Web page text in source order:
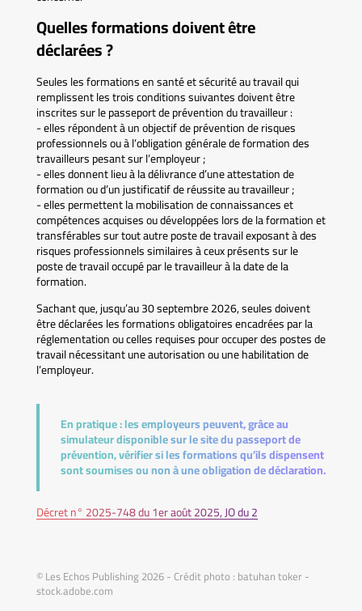
Quelles formations doivent être
déclarées ?
Seules les formations en santé et sécurité au travail qui
remplissent les trois conditions suivantes doivent être
inscrites sur le passeport de prévention du travailleur :
- elles répondent à un objectif de prévention de risques
professionnels ou à l’obligation générale de formation des
travailleurs pesant sur l’employeur ;
- elles donnent lieu à la délivrance d’une attestation de
formation ou d’un justificatif de réussite au travailleur ;
- elles permettent la mobilisation de connaissances et
compétences acquises ou développées lors de la formation et
transférables sur tout autre poste de travail exposant à des
risques professionnels similaires à ceux présents sur le
poste de travail occupé par le travailleur à la date de la
formation.
Sachant que, jusqu’au 30 septembre 2026, seules doivent
être déclarées les formations obligatoires encadrées par la
réglementation ou celles requises pour occuper des postes de
travail nécessitant une autorisation ou une habilitation de
l’employeur.
En pratique :les employeurs peuvent, grâce au
simulateur disponible sur le site du passeport de
prévention, vérifier si les formations qu’ils dispensent
sont soumises ou non à une obligation de déclaration.
Décret n° 2025-748 du 1er août 2025, JO du 2
© Les Echos Publishing 2026 - Crédit photo : batuhan toker -
stock.adobe.com